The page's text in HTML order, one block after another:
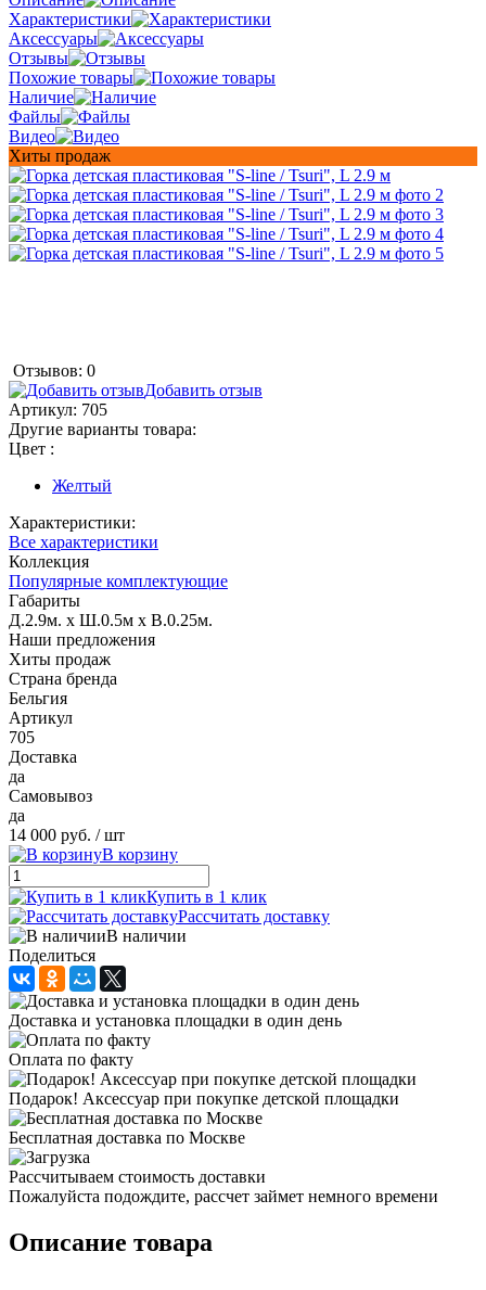
Характеристики
Аксессуары
Отзывы
Похожие товары
Наличие
Файлы
Видео
Хиты продаж
Отзывов: 0
Добавить отзыв
Артикул: 705
Другие варианты товара:
Цвет :
Желтый
Характеристики:
Все характеристики
Коллекция
Популярные комплектующие
Габариты
Д.2.9м. х Ш.0.5м х В.0.25м.
Наши предложения
Хиты продаж
Страна бренда
Бельгия
Артикул
705
Доставка
да
Самовывоз
да
14 000 руб. / шт
В корзину
Купить в 1 клик
Рассчитать доставку
В наличии
Поделиться
Доставка и установка площадки в один день
Оплата по факту
Подарок! Аксессуар при покупке детской площадки
Бесплатная доставка по Москве
Рассчитываем стоимость доставки
Пожалуйста подождите, рассчет займет немного времени
Описание товара